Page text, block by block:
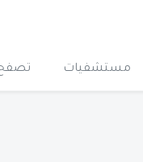
مستشفيات